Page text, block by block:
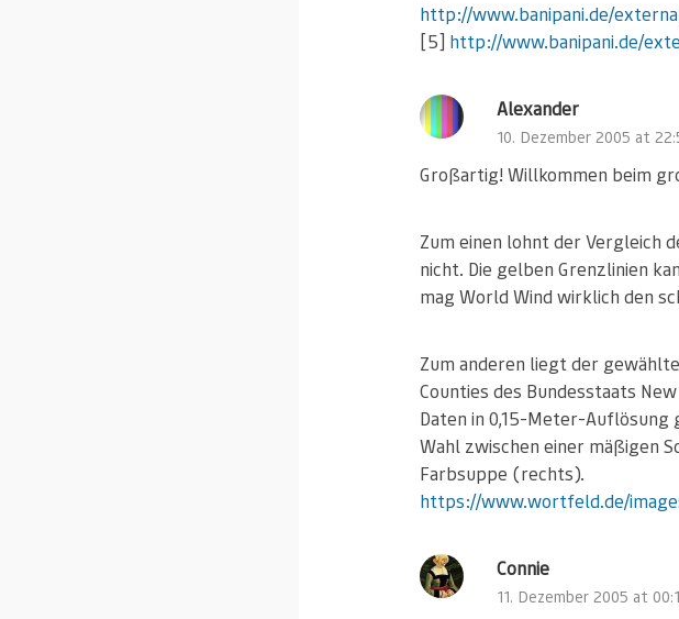
http://www.banipani.de/
[5] http://www.banipani.de/
Alexander
10. Dezember 2005 at
Großartig! Willkommen beim
Zum einen lohnt der Vergleich
nicht. Die gelben Grenzlinien
mag World Wind wirklich den
Zum anderen liegt der
Counties des Bundesstaats
Daten in 0,15-Meter-Auflösung
Wahl zwischen einer mäßigen
Farbsuppe (rechts).
https://www.wortfeld.de/
Connie
11. Dezember 2005 at